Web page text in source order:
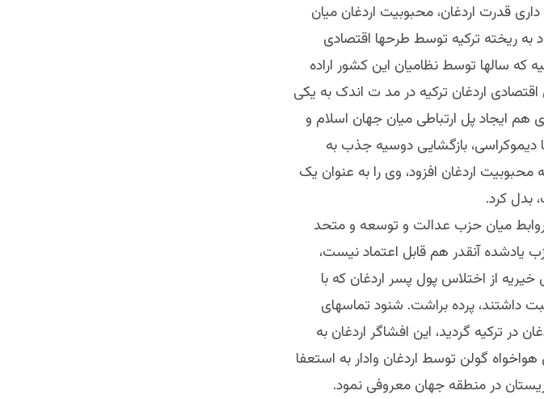
داری قدرت اردغان، محبوبیت اردغان میان
به ریخته ترکیه توسط طرحها اقتصادی
که سالها توسط نظامیان این کشور اراده
اقتصادی اردغان ترکیه در مد ت اندک به یکی
ایجاد پل ارتباطی میان جهان اسلام و
دیموکراسی، بازگشایی دوسیه جذب به
اردغان افزود، وی را به عنوان یک
بدل کرد.
روابط میان حزب عدالت و توسعه و متحد
آنقدر هم قابل اعتماد نیست،
از اختلاس پول پسر اردغان که با
داشتند، پرده براشت. شنود تماسهای
در ترکیه گردید، این افشاگر اردغان به
گولن توسط اردغان وادار به استعفا
در منطقه جهان معروفی نمود.